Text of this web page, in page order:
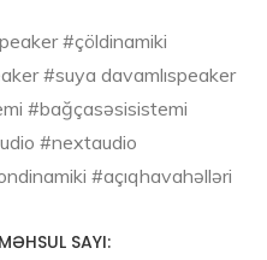
#çöldinamiki
#suya davamlıspeaker
#bağçasəsisistemi
#nextaudio
#açıqhavahəlləri
MƏHSUL SAYI: